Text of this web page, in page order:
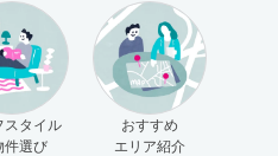
スタイル
件選び
おすすめ
エリア紹介